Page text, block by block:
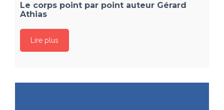
Le corps point par point auteur Gérard
Athias
Lire plus